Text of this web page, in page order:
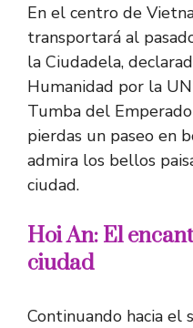
En el centro de
transportará al
la Ciudadela,
Humanidad por la
Tumba del
pierdas un paseo en
admira los bellos
ciudad.
Hoi An: El
ciudad
Continuando hacia el